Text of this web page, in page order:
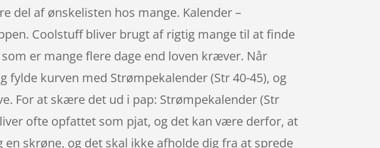
del af ønskelisten hos mange. Kalender –
Coolstuff bliver brugt af rigtig mange til at finde
er mange flere dage end loven kræver. Når
kurven med Strømpekalender (Str 40-45), og
For at skære det ud i pap: Strømpekalender (Str
ofte opfattet som pjat, og det kan være derfor, at
skrøne, og det skal ikke afholde dig fra at sprede